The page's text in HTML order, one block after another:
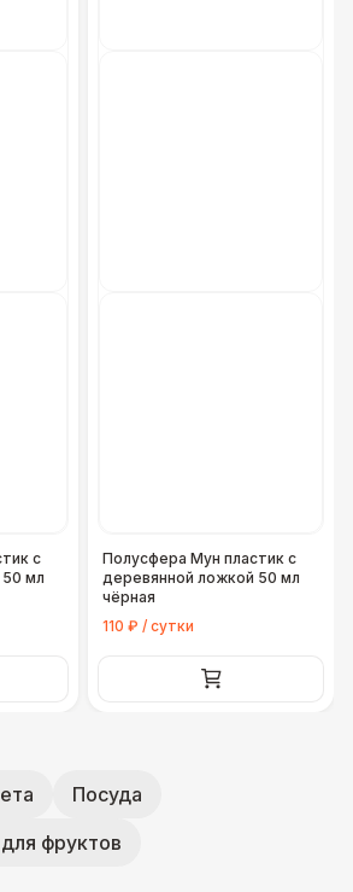
с
мл
Полусфера Мун пластик с
деревянной ложкой 50 мл
чёрная
110 ₽ / сутки
Посуда
фруктов